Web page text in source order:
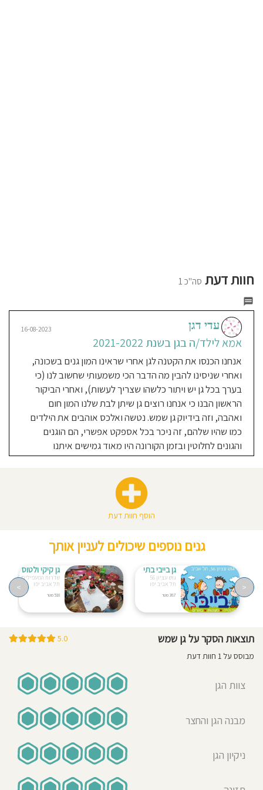
חוות דעת סה"כ 1
16-08-2023 עדי דגן
אמא לילד/ה בגן בשנת 2021-2022
אנחנו הכנסו את הקטנה לגן אחרי שראינו המון גנים בשכונה,
ואחרי שניסינו להבין מה הדבר הכי משמעותי שחשוב לנו (כי
בערך בכל גן יש ויתור כלשהו שצריך לעשות), ואחרי הביקור
הראשון הבנו כי אנחנו רוצים גן שיתן לבת שלנו המון חום
ואהבה, וזה בידיוק גן שמש. נטשה ואלכס אוהבים את הילדים
כמו שהיו שלהם, זה ניכר בכל אספקט אפשרי, הם הוגנים
והגונים לחלוטין ובזמן הקורונה היו מאוד גמישים איתנו
הוסף חוות דעת
גנים נוספים שיכולים לעניין אותך
גן בייבי בתי
גוש עציון 56
תל אביב יפו
387 מטר
גן קיקי ולטוס
שדרות המעפילים 36
תל אביב יפו
510 מטר
> <
תוצאות הסקר על גן שמש
מבוסס על 1 חוות דעת
5.0
צוות הגן
מבנה הגן והחצר
ניקיון הגן